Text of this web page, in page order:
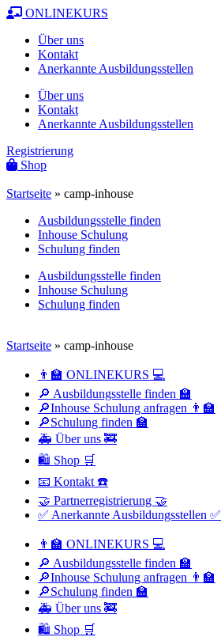
ONLINEKURS
Über uns
Kontakt
Anerkannte Ausbildungsstellen
Über uns
Kontakt
Anerkannte Ausbildungsstellen
Registrierung
Shop
Startseite » camp-inhouse
Ausbildungsstelle finden
Inhouse Schulung
Schulung finden
Ausbildungsstelle finden
Inhouse Schulung
Schulung finden
Startseite » camp-inhouse
👨‍🏫 ONLINEKURS 💻
🔎 Ausbildungsstelle finden 🏫
🔎Inhouse Schulung anfragen 👨‍🏫
🔎Schulung finden 🏫
🚑 Über uns 🚒
🛍 Shop 🛒
📧 Kontakt ☎️
🤝 Partnerregistrierung 🤝
✅ Anerkannte Ausbildungsstellen ✅
👨‍🏫 ONLINEKURS 💻
🔎 Ausbildungsstelle finden 🏫
🔎Inhouse Schulung anfragen 👨‍🏫
🔎Schulung finden 🏫
🚑 Über uns 🚒
🛍 Shop 🛒